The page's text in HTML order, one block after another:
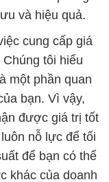
bạn. Vì vậy,
được giá trị tốt
nỗ lực để tối
để bạn có thể
khác của doanh
chúng tôi
và vệ sinh
loại hóa chất an